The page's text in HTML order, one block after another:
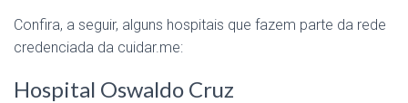
Confira, a seguir, alguns hospitais que fazem parte da rede
credenciada da cuidar.me:
Hospital Oswaldo Cruz